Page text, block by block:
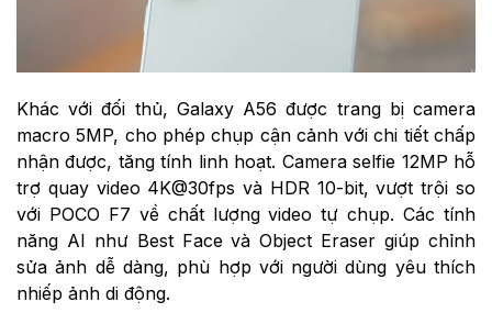
Khác với đối thủ, Galaxy A56 được trang bị camera
macro 5MP, cho phép chụp cận cảnh với chi tiết chấp
nhận được, tăng tính linh hoạt. Camera selfie 12MP hỗ
trợ quay video 4K@30fps và HDR 10-bit, vượt trội so
với POCO F7 về chất lượng video tự chụp. Các tính
năng AI như Best Face và Object Eraser giúp chỉnh
sửa ảnh dễ dàng, phù hợp với người dùng yêu thích
nhiếp ảnh di động.